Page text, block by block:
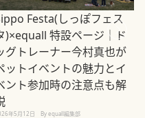
Festa(しっぽフェス
)×equall 特設ページ｜ド
グトレーナー今村真也が
ットイベントの魅力とイ
ント参加時の注意点も解
年5月12日 By equall編集部